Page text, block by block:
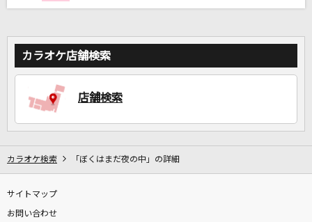
家族や友達と一緒に！練習にも！
カラオケ店舗検索
店舗検索
カラオケ検索 「ぼくはまだ夜の中」の詳細
サイトマップ
お問い合わせ